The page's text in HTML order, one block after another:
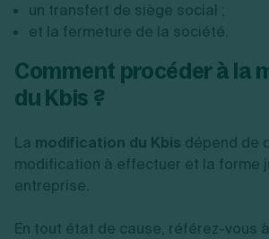
un transfert de siège social ;
et la fermeture de la société.
Comment procéder à la
du Kbis ?
La modification du Kbis dépend de
modification à effectuer et la forme
entreprise.
En tout état de cause, référez-vous